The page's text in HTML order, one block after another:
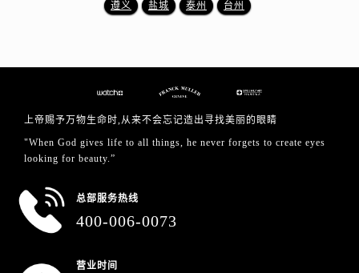
澳门特别行政区花王堂区大三巴商圈法穆兰售后服务中心（需提前预约）
遵义 盐城 泰州 台州
上帝赐予万物生命时,从来不会忘记造出寻找美丽的眼睛
"When God gives life to all things, he never forgets to create eyes
looking for beauty.”
总部服务热线
400-006-0073
营业时间